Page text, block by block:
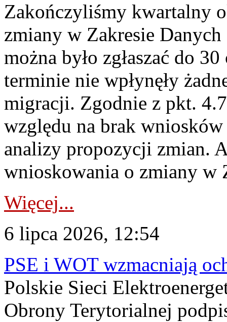
Zakończyliśmy kwartalny
zmiany w Zakresie
można było zgłaszać do
terminie nie wpłynęły
migracji. Zgodnie z pkt.
względu na brak
analizy propozycji zmian.
wnioskowania o zmiany w
Więcej...
6 lipca 2026, 12:54
PSE i WOT wzmacniają
Polskie Sieci
Obrony Terytorialnej